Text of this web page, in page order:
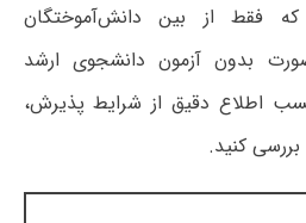
فقط از بین دانش‌آموختگان
بدون آزمون دانشجوی ارشد
کسب اطلاع دقیق از شرایط پذیرش،
بررسی کنید.